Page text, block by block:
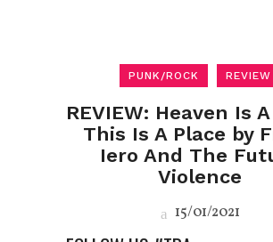
PUNK/ROCK REVIEW
REVIEW: Heaven Is
This Is A Place by
Iero And The
Violence
15/01/2021